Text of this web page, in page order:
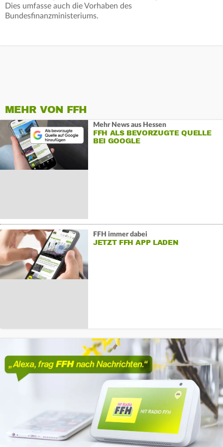
Dies umfasse auch die Vorhaben des
Bundesfinanzministeriums.
MEHR VON FFH
Mehr News aus Hessen
FFH ALS BEVORZUGTE QUELLE
BEI GOOGLE
FFH immer dabei
JETZT FFH APP LADEN